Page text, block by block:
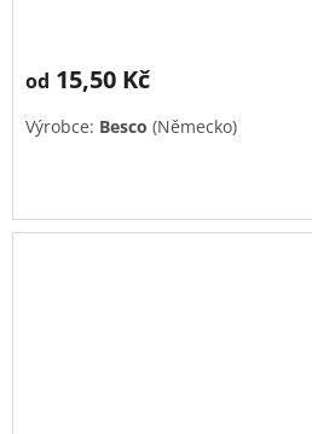
od 15,50 Kč
Výrobce: Besco (Německo)